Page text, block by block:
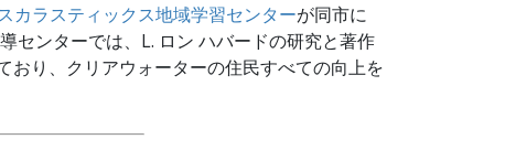
カラスティックス地域学習センターが同市に
センターでは、L. ロン ハバードの研究と著作
おり、クリアウォーターの住民すべての向上を